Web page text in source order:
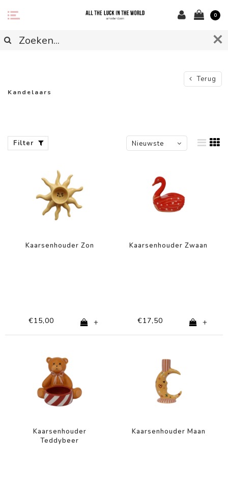
0
Terug
Kandelaars
Filter
Nieuwste
Kaarsenhouder Zon
€15,00 +
Kaarsenhouder Zwaan
€17,50 +
Kaarsenhouder
Teddybeer
Kaarsenhouder Maan